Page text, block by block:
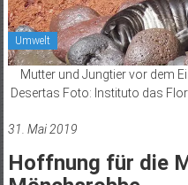
Umwelt
Mutter und Jungtier vor dem
Desertas Foto: Instituto das
31. Mai 2019
Hoffnung für die